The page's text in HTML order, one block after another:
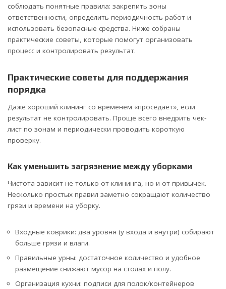
соблюдать понятные правила: закрепить зоны
ответственности, определить периодичность работ и
использовать безопасные средства. Ниже собраны
практические советы, которые помогут организовать
процесс и контролировать результат.
Практические советы для поддержания
порядка
Даже хороший клининг со временем «проседает», если
результат не контролировать. Проще всего внедрить чек-
лист по зонам и периодически проводить короткую
проверку.
Как уменьшить загрязнение между уборками
Чистота зависит не только от клининга, но и от привычек.
Несколько простых правил заметно сокращают количество
грязи и времени на уборку.
Входные коврики: два уровня (у входа и внутри) собирают
больше грязи и влаги.
Правильные урны: достаточное количество и удобное
размещение снижают мусор на столах и полу.
Организация кухни: подписи для полок/контейнеров